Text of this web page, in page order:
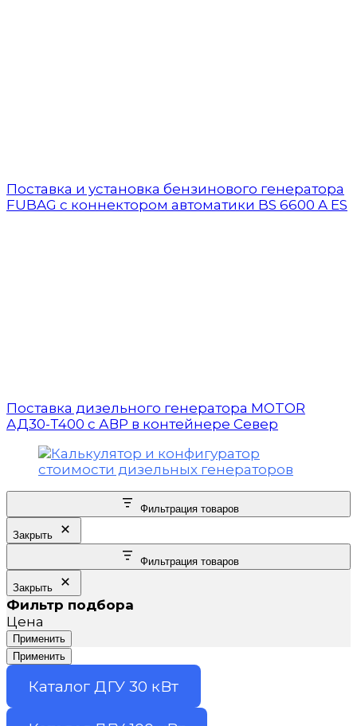
Поставка и установка бензинового генератора
FUBAG с коннектором автоматики BS 6600 A ES
Поставка дизельного генератора MOTOR
АД30-Т400 с АВР в контейнере Север
Фильтрация товаров
Закрыть
Фильтрация товаров
Закрыть
Фильтр подбора
Цена
Применить
Применить
Каталог ДГУ 30 кВт